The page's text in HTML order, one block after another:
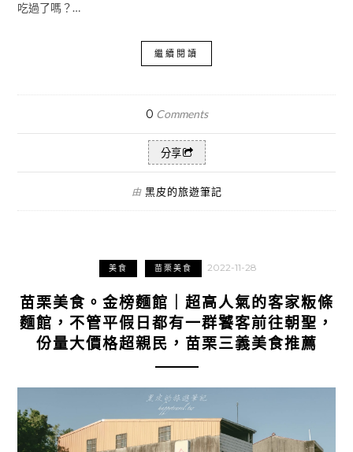
吃過了嗎？…
繼續閱讀
0 Comments
分享
由 黑皮的旅遊筆記
美食 苗栗美食 2022-11-28
苗栗美食。金榜麵館｜超高人氣的客家粄條
麵館，不管平假日都有一群饕客前往朝聖，
份量大價格超親民，苗栗三義美食推薦